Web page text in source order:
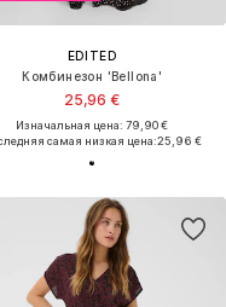
EDITED
Комбинезон 'Bellona'
25,96 €
Изначальная цена: 79,90 €
самая низкая цена:25,96 €